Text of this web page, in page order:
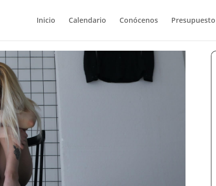
Inicio Calendario Conócenos Presupuesto